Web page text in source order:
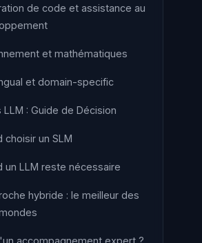
de code et assistance au
et mathématiques
et domain-specific
LLM : Guide de Décision
choisir un SLM
un LLM reste nécessaire
hybride : le meilleur des
accompagnement expert ?